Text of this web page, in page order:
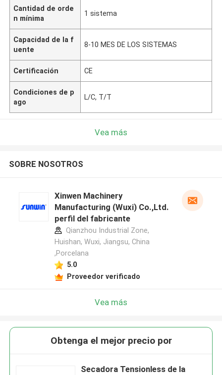
Cantidad de orde
n mínima
1 sistema
Capacidad de la f
uente
8-10 MES DE LOS SISTEMAS
Certificación CE
Condiciones de p
ago
L/C, T/T
Vea más
SOBRE NOSOTROS
Xinwen Machinery
Manufacturing (Wuxi) Co.,Ltd.
perfil del fabricante
Qianzhou Industrial Zone,
Huishan, Wuxi, Jiangsu, China
,Porcelana
5.0
Proveedor verificado
Vea más
Obtenga el mejor precio por
Secadora Tensionless de la